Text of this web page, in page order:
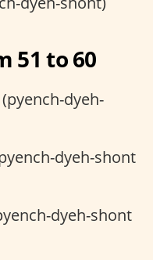
51 to 60
dyeh-
dyeh-shont
dyeh-shont